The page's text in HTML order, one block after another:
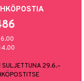
SULJETTUNA 29.6.–